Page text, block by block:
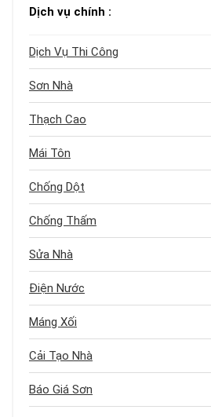
Dịch vụ chính :
Dịch Vụ Thi Công
Sơn Nhà
Thạch Cao
Mái Tôn
Chống Dột
Chống Thấm
Sửa Nhà
Điện Nước
Máng Xối
Cải Tạo Nhà
Báo Giá Sơn